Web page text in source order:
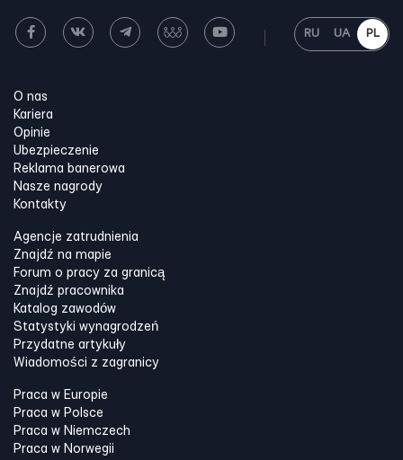
RU UA PL
O nas
Kariera
Opinie
Ubezpieczenie
Reklama banerowa
Nasze nagrody
Kontakty
Agencje zatrudnienia
Znajdź na mapie
Forum o pracy za granicą
Znajdź pracownika
Katalog zawodów
Statystyki wynagrodzeń
Przydatne artykuły
Wiadomości z zagranicy
Praca w Europie
Praca w Polsce
Praca w Niemczech
Praca w Norwegii